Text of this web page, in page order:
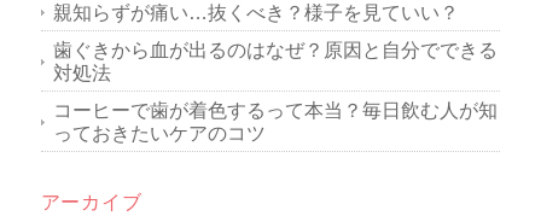
親知らずが痛い…抜くべき？様子を見ていい？
歯ぐきから血が出るのはなぜ？原因と自分でできる
対処法
コーヒーで歯が着色するって本当？毎日飲む人が知
っておきたいケアのコツ
アーカイブ